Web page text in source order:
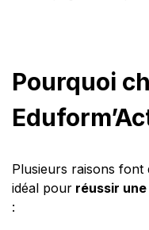
Pourquoi
Plusieurs raisons font
idéal pour réussir
: